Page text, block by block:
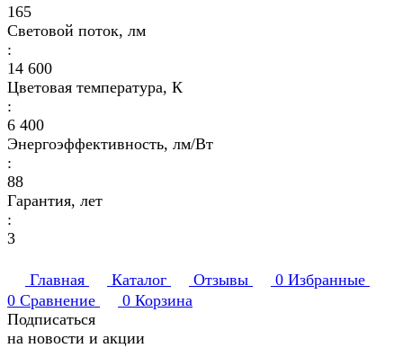
165
Световой поток, лм
:
14 600
Цветовая температура, К
:
6 400
Энергоэффективность, лм/Вт
:
88
Гарантия, лет
:
3
Главная Каталог Отзывы 0 Избранные
0 Сравнение 0 Корзина
Подписаться
на новости и акции